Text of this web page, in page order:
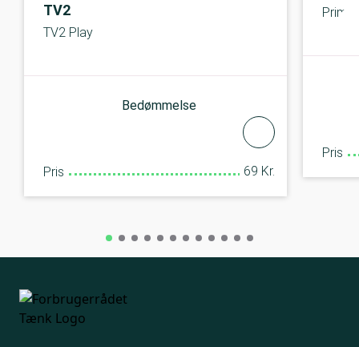
TV2
TV2 Play
Bedømmelse
Pris 69 Kr.
Prime
Pris